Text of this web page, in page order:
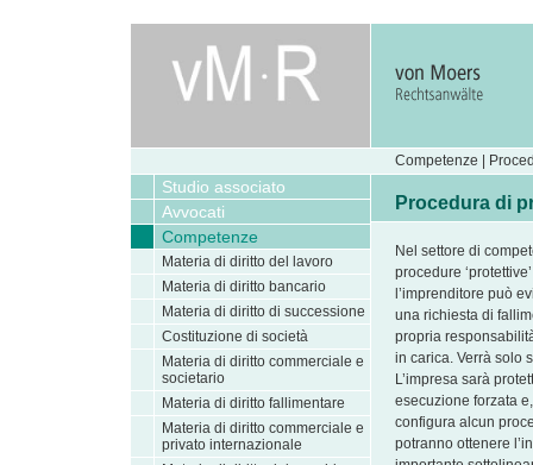
Competenze |
Studio associato
Avvocati
Competenze
Materia di diritto del lavoro
Materia di diritto bancario
Materia di diritto di successione
Costituzione di società
Materia di diritto commerciale e
societario
Materia di diritto fallimentare
Materia di diritto commerciale e
privato internazionale
Procedura di
Nel settore di
procedure
l’imprenditore può
una richiesta di
propria
in carica. Verrà solo
L’impresa sarà
esecuzione forzata
configura alcun
potranno ottenere